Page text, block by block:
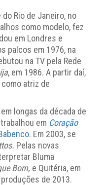
Rio de Janeiro, no
como modelo, fez
em Londres e
palcos em 1976, na
na TV pela Rede
, em 1986. A partir daí,
atriz de
longas da década de
em Coração
. Em 2003, se
Pelas novas
Bluma
Bom, e Quitéria, em
produções de 2013.